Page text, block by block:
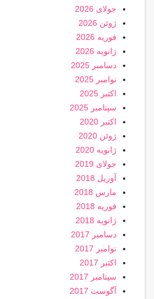
جولای 2026
ژوئن 2026
فوریه 2026
ژانویه 2026
دسامبر 2025
نوامبر 2025
اکتبر 2025
سپتامبر 2025
اکتبر 2020
ژوئن 2020
ژانویه 2020
جولای 2019
آوریل 2018
مارس 2018
فوریه 2018
ژانویه 2018
دسامبر 2017
نوامبر 2017
اکتبر 2017
سپتامبر 2017
آگوست 2017